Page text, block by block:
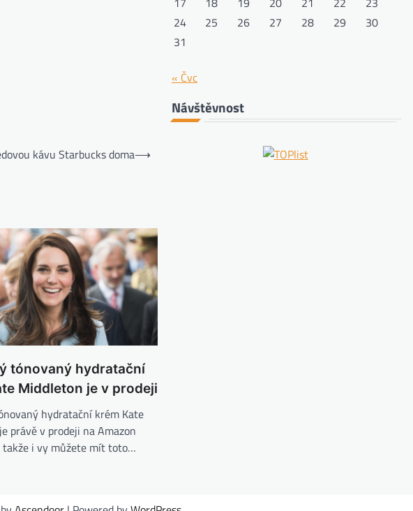
kávu Starbucks doma⟶
tónovaný hydratační
Middleton je v prodeji
hydratační krém Kate
právě v prodeji na Amazon
takže i vy můžete mít toto…
24
25 26 27 28 29
30
31
« Čvc
Návštěvnost